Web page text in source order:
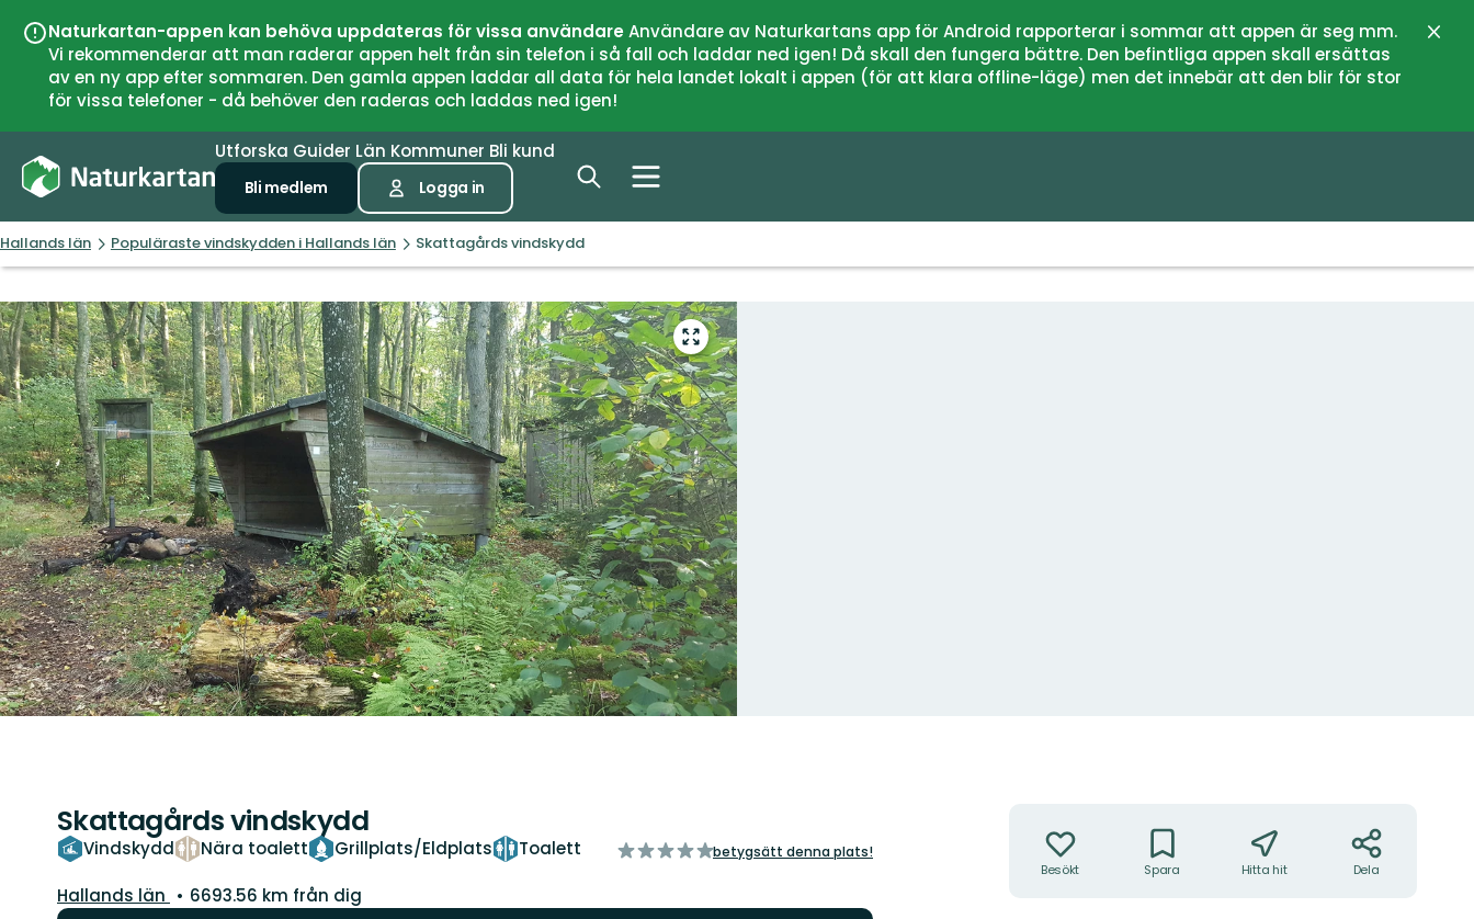
Naturkartan-appen kan behöva uppdateras för vissa användareAnvändare av Naturkartans app för Android rapporterar i sommar att appen är seg mm.
Vi rekommenderar att man raderar appen helt från sin telefon i så fall och laddar ned igen! Då skall den fungera bättre. Den befintliga appen skall ersättas
av en ny app efter sommaren. Den gamla appen laddar all data för hela landet lokalt i appen (för att klara offline-läge) men det innebär att den blir för stor
för vissa telefoner - då behöver den raderas och laddas ned igen!
Utforska Guider Län Kommuner Bli kund
Bli medlem Logga in
Hallands län Populäraste vindskydden i Hallands län Skattagårds vindskydd
Gå
till
helskärmsläge
Skattagårds vindskydd
Vindskydd Nära toalett Grillplats/Eldplats Toalett
av
betygsätt denna plats!
Län:
Hallands län
6693.56 km från dig
Besökt Spara Hitta hit Dela